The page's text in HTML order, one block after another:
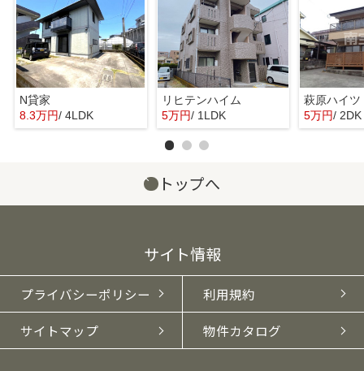
N貸家
8.3万円/ 4LDK
リヒテンハイム
5万円/ 1LDK
萩原ハイ
5万円/ 2DK
トップへ
サイト情報
プライバシーポリシー 利用規約
サイトマップ 物件カタログ